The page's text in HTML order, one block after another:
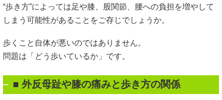
“歩き方”によっては足や膝、股関節、腰への負担を増やして
しまう可能性があることをご存じでしょうか。
歩くこと自体が悪いのではありません。
問題は「どう歩いているか」です。
■ 外反母趾や膝の痛みと歩き方の関係